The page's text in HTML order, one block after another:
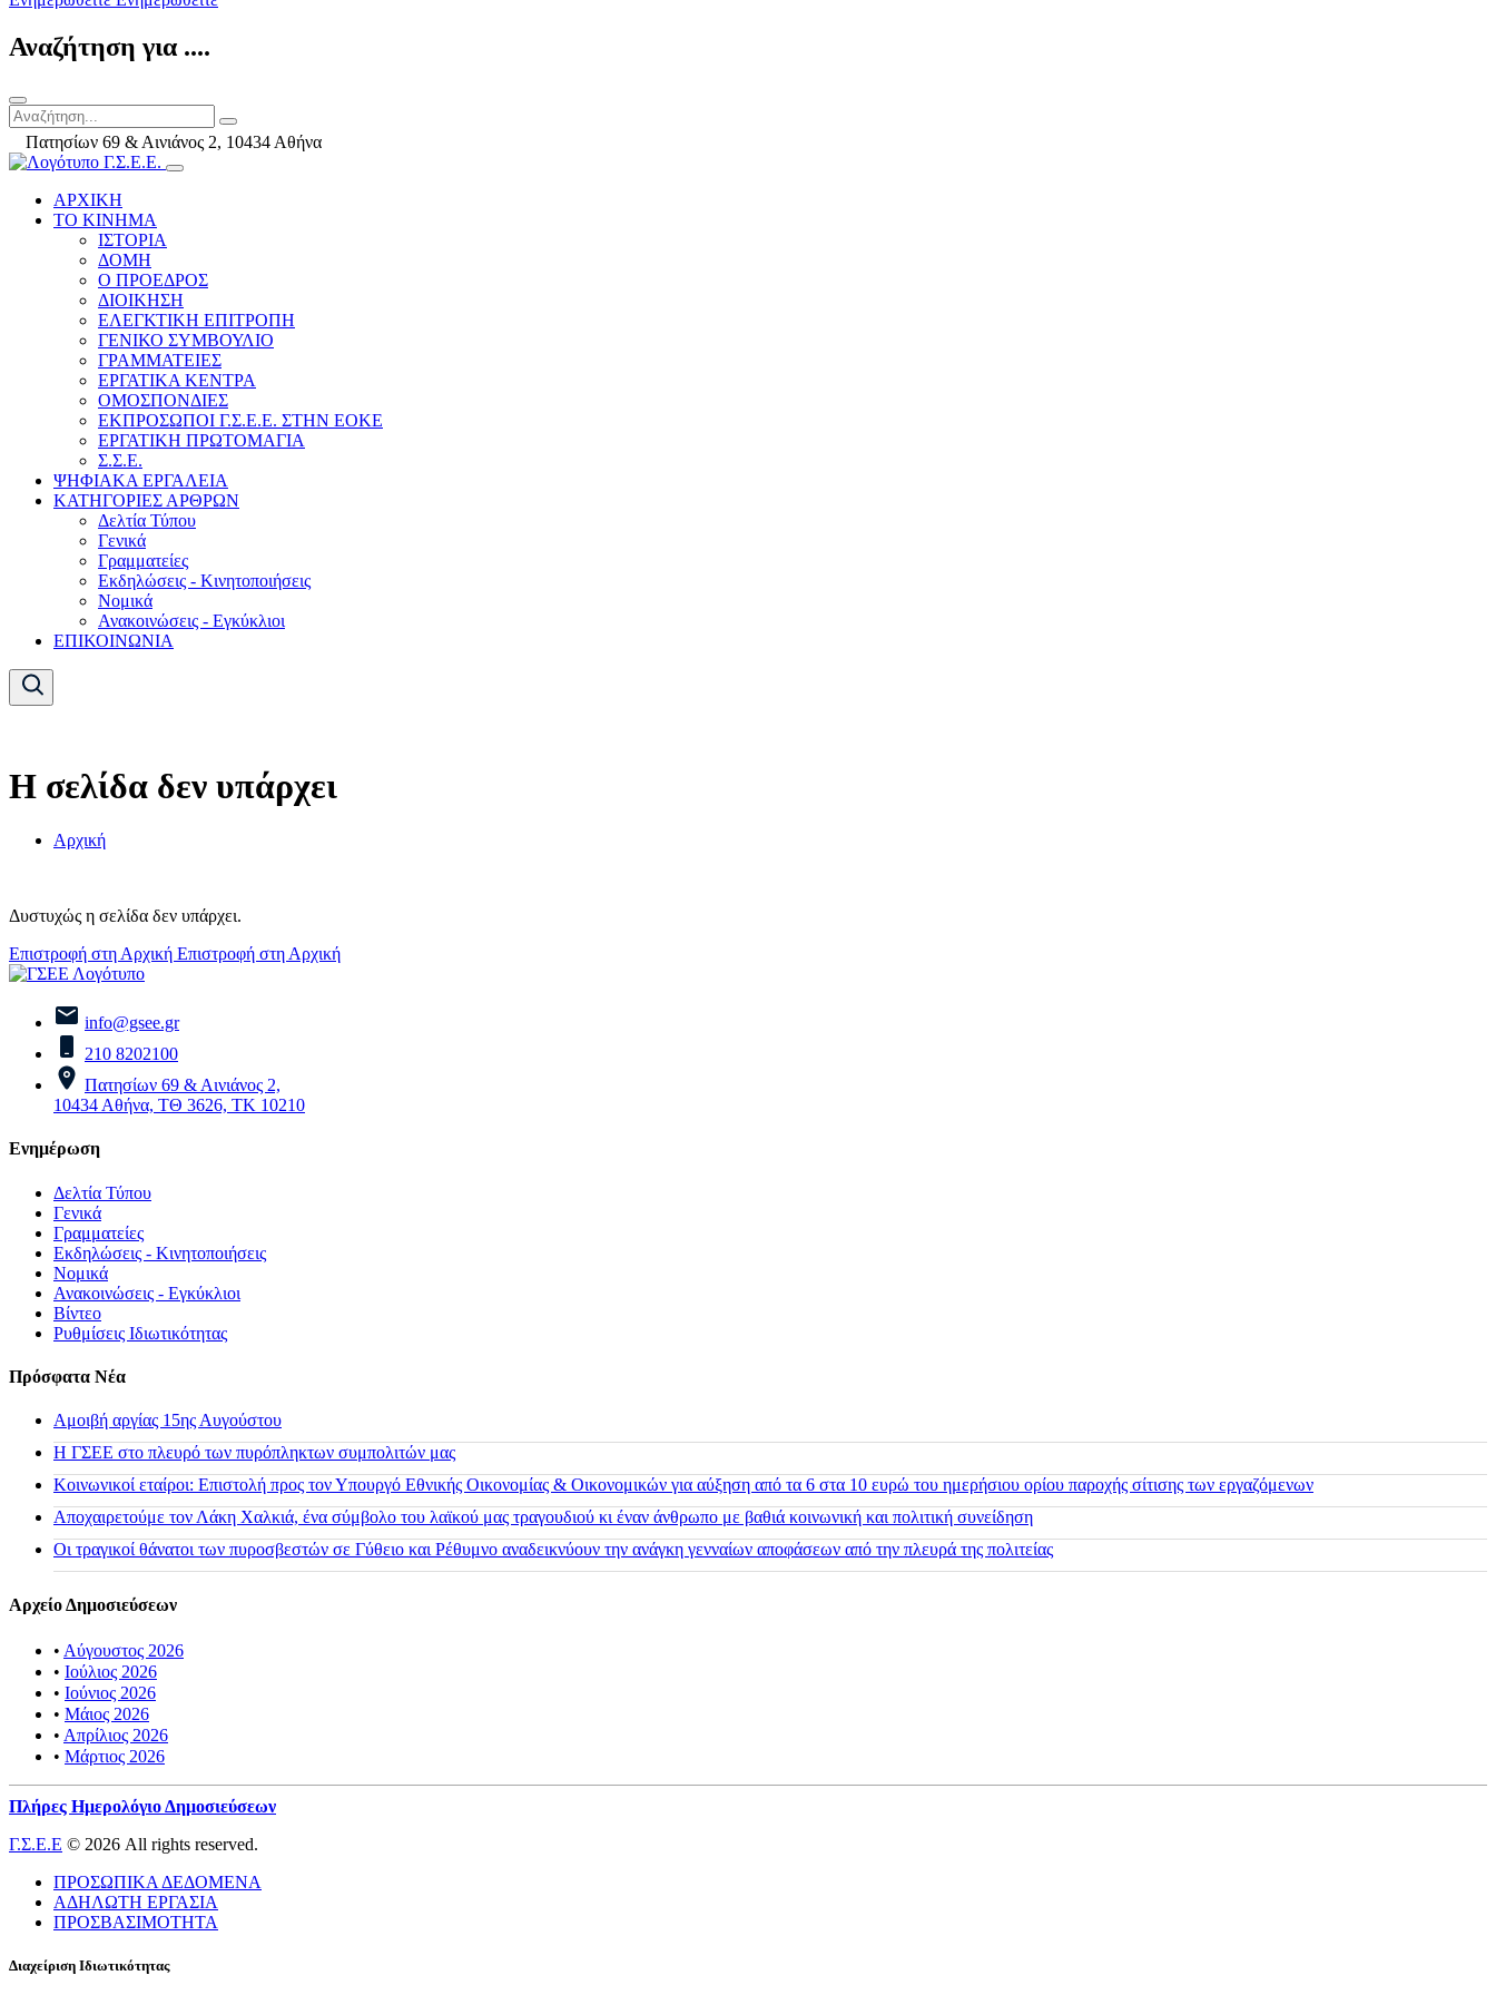
Αναζήτηση για ....
Πατησίων 69 & Αινιάνος 2, 10434 Αθήνα
ΑΡΧΙΚΗ
ΤΟ ΚΙΝΗΜΑ
ΙΣΤΟΡΙΑ
ΔΟΜΗ
Ο ΠΡΟΕΔΡΟΣ
ΔΙΟΙΚΗΣΗ
ΕΛΕΓΚΤΙΚΗ ΕΠΙΤΡΟΠΗ
ΓΕΝΙΚΟ ΣΥΜΒΟΥΛΙΟ
ΓΡΑΜΜΑΤΕΙΕΣ
ΕΡΓΑΤΙΚΑ ΚΕΝΤΡΑ
ΟΜΟΣΠΟΝΔΙΕΣ
ΕΚΠΡΟΣΩΠΟΙ Γ.Σ.Ε.Ε. ΣΤΗΝ ΕΟΚΕ
ΕΡΓΑΤΙΚΗ ΠΡΩΤΟΜΑΓΙΑ
Σ.Σ.Ε.
ΨΗΦΙΑΚΑ ΕΡΓΑΛΕΙΑ
ΚΑΤΗΓΟΡΙΕΣ ΑΡΘΡΩΝ
Δελτία Τύπου
Γενικά
Γραμματείες
Εκδηλώσεις - Κινητοποιήσεις
Νομικά
Ανακοινώσεις - Εγκύκλιοι
ΕΠΙΚΟΙΝΩΝΙΑ
Η σελίδα δεν υπάρχει
Αρχική
Δυστυχώς η σελίδα δεν υπάρχει.
Επιστροφή στη Αρχική Επιστροφή στη Αρχική
info@gsee.gr
210 8202100
Πατησίων 69 & Αινιάνος 2,
10434 Αθήνα, ΤΘ 3626, ΤΚ 10210
Ενημέρωση
Δελτία Τύπου
Γενικά
Γραμματείες
Εκδηλώσεις - Κινητοποιήσεις
Νομικά
Ανακοινώσεις - Εγκύκλιοι
Βίντεο
Ρυθμίσεις Ιδιωτικότητας
Πρόσφατα Νέα
Αμοιβή αργίας 15ης Αυγούστου
H ΓΣΕΕ στο πλευρό των πυρόπληκτων συμπολιτών μας
Κοινωνικοί εταίροι: Επιστολή προς τον Υπουργό Εθνικής Οικονομίας & Οικονομικών για αύξηση από τα 6 στα 10 ευρώ του ημερήσιου ορίου παροχής σίτισης των εργαζόμενων
Αποχαιρετούμε τον Λάκη Χαλκιά, ένα σύμβολο του λαϊκού μας τραγουδιού κι έναν άνθρωπο με βαθιά κοινωνική και πολιτική συνείδηση
Οι τραγικοί θάνατοι των πυροσβεστών σε Γύθειο και Ρέθυμνο αναδεικνύουν την ανάγκη γενναίων αποφάσεων από την πλευρά της πολιτείας
Αρχείο Δημοσιεύσεων
• Αύγουστος 2026
• Ιούλιος 2026
• Ιούνιος 2026
• Μάιος 2026
• Απρίλιος 2026
• Μάρτιος 2026
Πλήρες Ημερολόγιο Δημοσιεύσεων
Γ.Σ.Ε.Ε © 2026 All rights reserved.
ΠΡΟΣΩΠΙΚΑ ΔΕΔΟΜΕΝΑ
ΑΔΗΛΩΤΗ ΕΡΓΑΣΙΑ
ΠΡΟΣΒΑΣΙΜΟΤΗΤΑ
Διαχείριση Ιδιωτικότητας